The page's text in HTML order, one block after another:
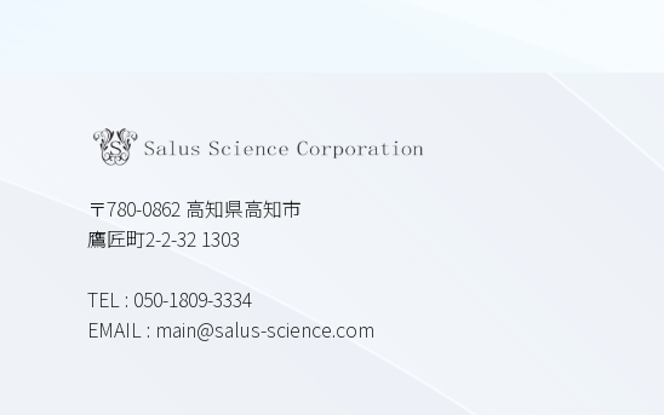
〒780-0862 高知県高知市
鷹匠町2-2-32 1303
TEL : 050-1809-3334
EMAIL : main@salus-science.com